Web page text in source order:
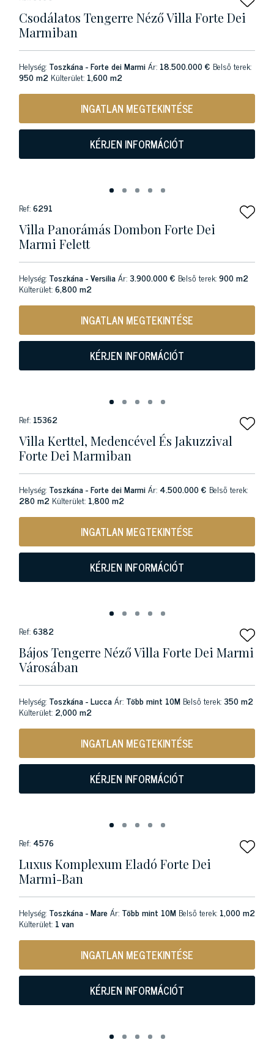
Csodálatos Tengerre Néző Villa Forte Dei
Marmiban
Helység: Toszkána - Forte dei MarmiÁr: 18.500.000 € Belső terek:
950 m2 Külterület: 1,600 m2
INGATLAN MEGTEKINTÉSE
KÉRJEN INFORMÁCIÓT
Ref:6291
Villa Panorámás Dombon Forte Dei
Marmi Felett
Helység: Toszkána - VersiliaÁr:3.900.000 € Belső terek:900 m2
Külterület:6,800 m2
INGATLAN MEGTEKINTÉSE
KÉRJEN INFORMÁCIÓT
Ref: 15362
Villa Kerttel, Medencével És Jakuzzival
Forte Dei Marmiban
Helység: Toszkána - Forte dei MarmiÁr: 4.500.000 € Belső terek:
280 m2 Külterület: 1,800 m2
INGATLAN MEGTEKINTÉSE
KÉRJEN INFORMÁCIÓT
Ref:6382
Bájos Tengerre Néző Villa Forte Dei Marmi
Városában
Helység: Toszkána - LuccaÁr: Több mint 10M Belső terek:350 m2
Külterület: 2,000 m2
INGATLAN MEGTEKINTÉSE
KÉRJEN INFORMÁCIÓT
Ref: 4576
Luxus Komplexum Eladó Forte Dei
Marmi-Ban
Helység: Toszkána - MareÁr: Több mint 10M Belső terek: 1,000 m2
Külterület: 1 van
INGATLAN MEGTEKINTÉSE
KÉRJEN INFORMÁCIÓT